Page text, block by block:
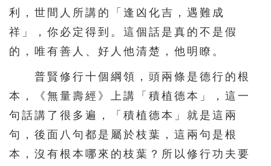
利，世間人所講的「逢凶化吉，遇難成
祥」，你必定得到。這個話是真的不是假
的，唯有善人、好人他清楚，他明瞭。
普賢修行十個綱領，頭兩條是德行的根
本，《無量壽經》上講「積植德本」，這一
句話講了很多遍，「積植德本」就是這兩
句，後面八句都是屬於枝葉，這兩句是根
本，沒有根本哪來的枝葉？所以修行功夫要